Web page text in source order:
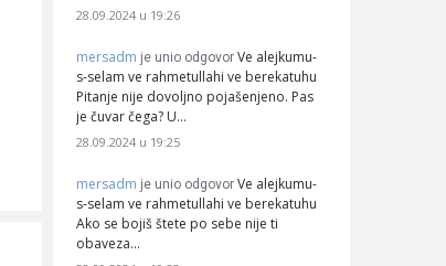
28.09.2024 u 19:26
mersadm je unio odgovor Ve alejkumu-
s-selam ve rahmetullahi ve berekatuhu
Pitanje nije dovoljno pojašenjeno. Pas
je čuvar čega? U…
28.09.2024 u 19:25
mersadm je unio odgovor Ve alejkumu-
s-selam ve rahmetullahi ve berekatuhu
Ako se bojiš štete po sebe nije ti
obaveza…